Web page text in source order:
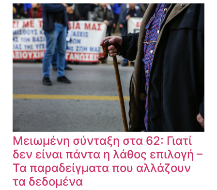
Μειωμένη σύνταξη στα 62: Γιατί
δεν είναι πάντα η λάθος επιλογή –
Τα παραδείγματα που αλλάζουν
τα δεδομένα